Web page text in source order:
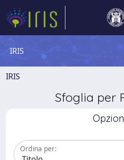
IRIS
IRIS
Sfoglia per
Ordina per: